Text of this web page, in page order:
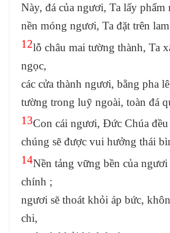
Này, đá của ngươi, Ta lấy phẩm
nền móng ngươi, Ta đặt trên
12lỗ châu mai tường thành, Ta
ngọc,
các cửa thành ngươi, bằng pha
tường trong luỹ ngoài, toàn đá
13Con cái ngươi, Đức Chúa
chúng sẽ được vui hưởng thái
14Nền tảng vững bền của ngươi
chính ;
ngươi sẽ thoát khỏi áp bức,
chi,